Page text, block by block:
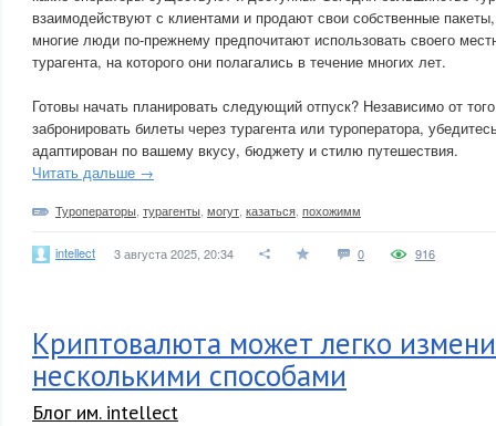
взаимодействуют с клиентами и продают свои собственные
многие люди по-прежнему предпочитают использовать своего
турагента, на которого они полагались в течение многих лет.
Готовы начать планировать следующий отпуск? Независимо от
забронировать билеты через турагента или туроператора,
адаптирован по вашему вкусу, бюджету и стилю путешествия.
Читать дальше →
Туроператоры турагенты могут казаться похожимм
intellect 3 августа 2025, 20:34 0 916
Криптовалюта может легко
несколькими способами
Блог им. intellect